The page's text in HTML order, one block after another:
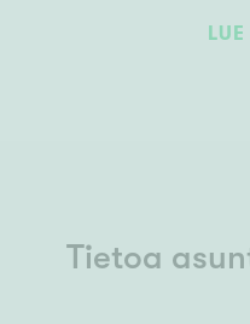
Tietoa